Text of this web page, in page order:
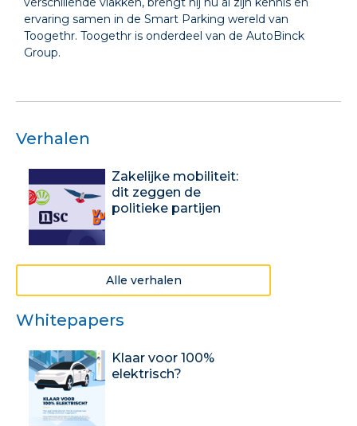
ervaring samen in de Smart Parking wereld van
Toogethr. Toogethr is onderdeel van de AutoBinck
Group.
Verhalen
Zakelijke mobiliteit:
dit zeggen de
politieke partijen
Alle verhalen
Whitepapers
Klaar voor 100%
elektrisch?